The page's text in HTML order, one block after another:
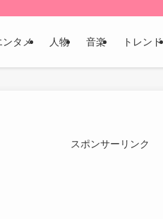
ンタメ 人物 音楽 トレンド
スポンサーリンク